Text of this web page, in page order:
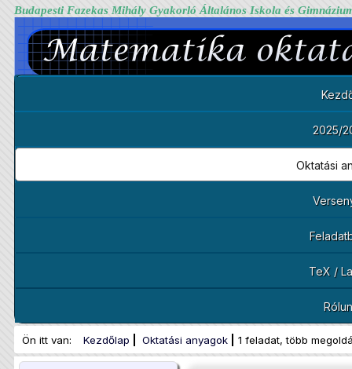
Budapesti Fazekas Mihály Gyakorló Általános Iskola és
2025/
Oktatási
TeX /
Ön itt van: Kezdőlap Oktatási anyagok 1 feladat, több